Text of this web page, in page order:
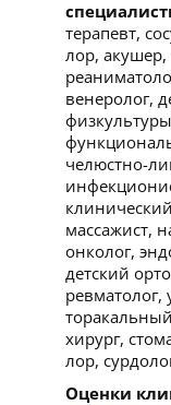
терапевт,
лор, акушер,
венеролог,
челюстно-
массажист,
онколог,
детский
ревматолог,
хирург,
лор,
Оценки